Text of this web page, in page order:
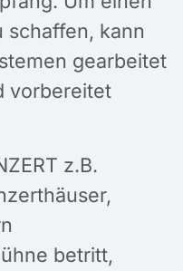
schaffen, kann
gearbeitet
vorbereitet
z.B.
betritt,